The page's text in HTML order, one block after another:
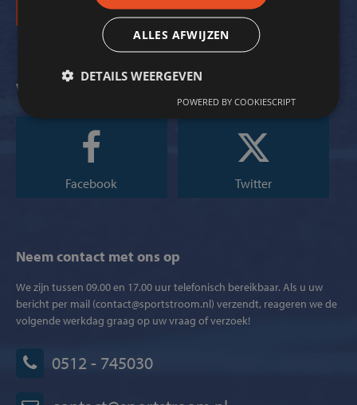
Volg ons op social media
Facebook Twitter
Neem contact met ons op
We zijn tussen 09.00 en 17.00 uur telefonisch bereikbaar. Als u uw
bericht per mail (contact@sportstroom.nl) verzendt, reageren we de
volgende werkdag graag op uw vraag of verzoek!
0512 - 745030
ALLES AFWIJZEN
DETAILS WEERGEVEN
POWERED BY COOKIESCRIPT